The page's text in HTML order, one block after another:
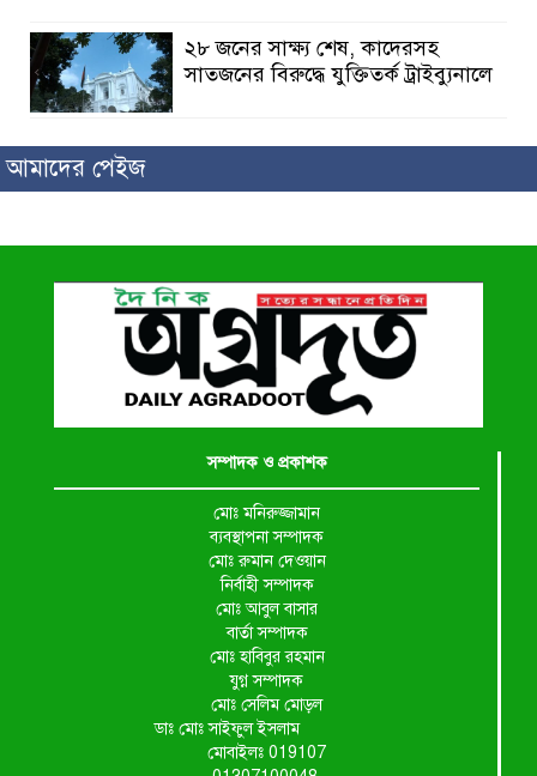
২৮ জনের সাক্ষ্য শেষ, কাদেরসহ
সাতজনের বিরুদ্ধে যুক্তিতর্ক ট্রাইব্যুনালে
ইসলামের সবচেয়ে বেশি ক্ষতি করেছে
পাঁচ মাসে সরকারের দোষ দিচ্ছেন,
করলেন না কেন: শহীদ জিসানের বাবার
ক্ষোভ
কালিগঞ্জে নিখোঁজ জেলের মরদেহ
অবশেষে মিলল ইছামতী নদীতে
শ্রীউলা ইউনিয়ন বিএনপির ২নং
ওয়ার্ডের উদ্যোগে কর্মী সম্মেলন অনুষ্ঠিত
শ্যামনগরে জলবায়ু সহনশীল জনগোষ্ঠী
গঠনে প্রকল্পের অংশগ্রহণমূলক শিখন ও
অভিজ্ঞতা বিনিময় সভা
শ্যামনগরে বনবিভাগ ও সিএমসির
সাথে জেলেদের মতবিনিময় সভা
আমাদের পেইজ
সম্পাদক ও প্রকাশক
মোঃ মনিরুজ্জামান
ব্যবস্থাপনা সম্পাদক
মোঃ রুমান দেওয়ান
নির্বাহী সম্পাদক
মোঃ আবুল বাসার
বার্তা সম্পাদক
মোঃ হাবিবুর রহমান
যুগ্ন সম্পাদক
মোঃ সেলিম মোড়ল
ডাঃ মোঃ সাইফুল ইসলাম
মোবাইলঃ 019107